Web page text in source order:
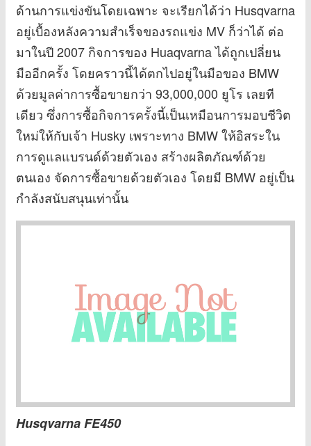
ด้านการแข่งขันโดยเฉพาะ จะเรียกได้ว่า Husqvarna
อยู่เบื้องหลังความสำเร็จของรถแข่ง MV ก็ว่าได้ ต่อ
มาในปี 2007 กิจการของ Huaqvarna ได้ถูกเปลี่ยน
มืออีกครั้ง โดยคราวนี้ได้ตกไปอยู่ในมือของ BMW
ด้วยมูลค่าการซื้อขายกว่า 93,000,000 ยูโร เลยที
เดียว ซึ่งการซื้อกิจการครั้งนี้เป็นเหมือนการมอบชีวิต
ใหม่ให้กับเจ้า Husky เพราะทาง BMW ให้อิสระใน
การดูแลแบรนด์ด้วยตัวเอง สร้างผลิตภัณฑ์ด้วย
ตนเอง จัดการซื้อขายด้วยตัวเอง โดยมี BMW อยู่เป็น
กำลังสนับสนุนเท่านั้น
Husqvarna FE450